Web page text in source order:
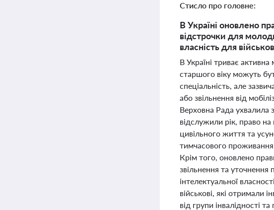
Стисло про головне:
В Україні оновлено
відстрочки для
власність для
В Україні триває активна
старшого віку можуть
спеціальність, але
або звільнення від
Верховна Рада ухвалила
відслужили рік, право на
цивільного життя та
тимчасового проживання
Крім того, оновлено
звільнення та уточнення
інтелектуальної
військові, які отримали
від групи інвалідності